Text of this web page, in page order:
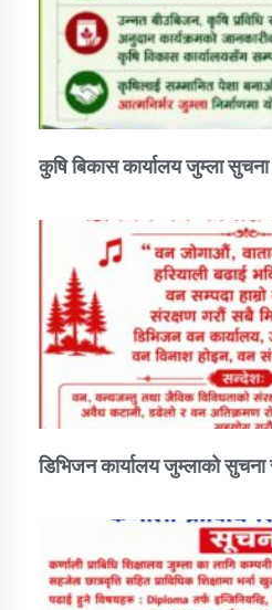
कुषि बिकास कार्यालय जुम्ला
डिभिजन कार्यालय जुम्लाको